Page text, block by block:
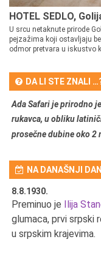
HOTEL SEDLO,
U srcu netaknute prirode
pejzažima koji ostavljaju
odmor pretvara u iskustvo
DA LI STE ZNALI
Ada Safari je prirodno
rukavca, u obliku
prosečne dubine oko 2
NA DANAŠNJI
8.8.1930.
Preminuo je Ilija
glumaca, prvi srpski
u srpskim krajevima.